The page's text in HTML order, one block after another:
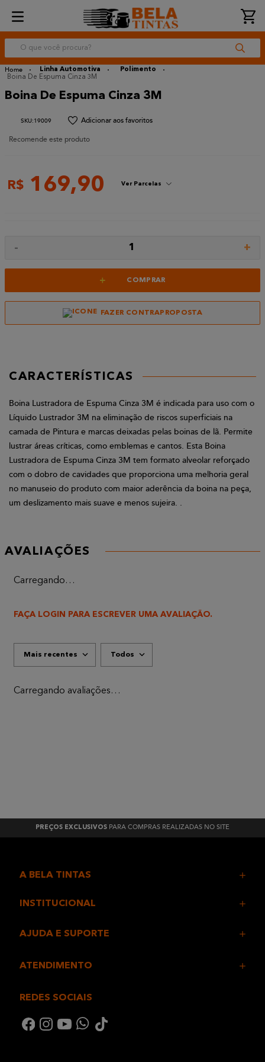
O que você procura?
Linha Automotiva
Polimento
Boina De Espuma Cinza 3M
Boina De Espuma Cinza 3M
:19009
Recomende este produto
R$ 169,90 Ver Parcelas
- 1 +
+ COMPRAR
FAZER CONTRAPROPOSTA
CARACTERÍSTICAS
Boina Lustradora de Espuma Cinza 3M é indicada para uso com o
Líquido Lustrador 3M na eliminação de riscos superficiais na
camada de Pintura e marcas deixadas pelas boinas de lã. Permite
lustrar áreas críticas, como emblemas e cantos. Esta Boina
Lustradora de Espuma Cinza 3M tem formato alveolar reforçado
com o dobro de cavidades que proporciona uma melhoria geral
no manuseio do produto com maior aderência da boina na peça,
um deslizamento mais suave e menos sujeira. .
AVALIAÇÕES
Carregando…
FAÇA LOGIN PARA ESCREVER UMA AVALIAÇÃO.
Mais recentes Todos
Carregando avaliações…
PREÇOS EXCLUSIVOS PARA COMPRAS REALIZADAS NO SITE
A BELA TINTAS
INSTITUCIONAL
AJUDA E SUPORTE
ATENDIMENTO
REDES SOCIAIS